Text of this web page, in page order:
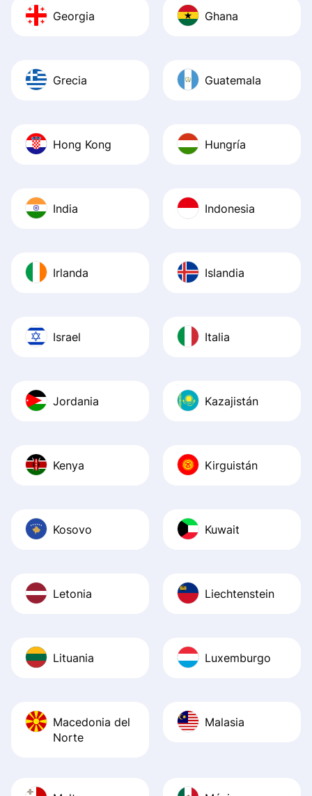
Georgia Ghana
Grecia Guatemala
Hong Kong Hungría
India Indonesia
Irlanda Islandia
Israel Italia
Jordania Kazajistán
Kenya Kirguistán
Kosovo Kuwait
Letonia Liechtenstein
Lituania Luxemburgo
Macedonia del
Norte
Malasia